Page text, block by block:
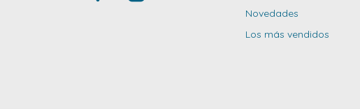
Novedades
Los más vendidos